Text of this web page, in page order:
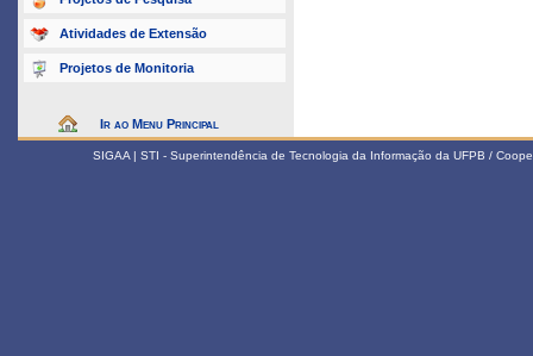
Atividades de Extensão
Projetos de Monitoria
Ir ao Menu Principal
SIGAA | STI - Superintendência de Tecnologia da Informação da UFPB /